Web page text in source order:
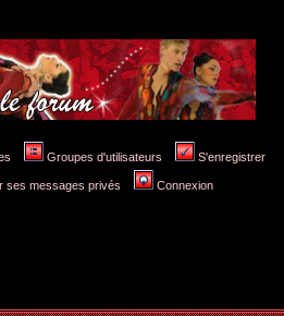
Groupes d'utilisateurs S'enregistrer
ses messages privés Connexion